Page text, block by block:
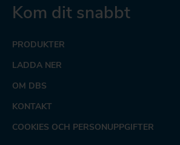
Kom dit snabbt
PRODUKTER
LADDA NER
OM DBS
KONTAKT
COOKIES OCH PERSONUPPGIFTER